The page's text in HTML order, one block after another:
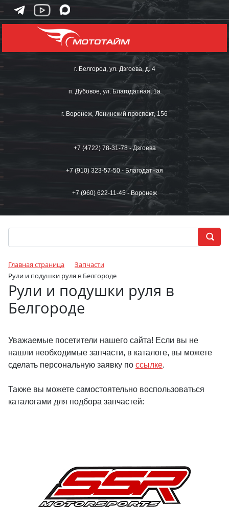
г. Белгород, ул. Дзгоева, д. 4
п. Дубовое, ул. Благодатная, 1а
г. Воронеж, Ленинский проспект, 156
+7 (4722) 78-31-78 - Дзгоева
+7 (910) 323-57-50 - Благодатная
+7 (960) 622-11-45 - Воронеж
Главная страница
Запчасти
Рули и подушки руля в Белгороде
Рули и подушки руля в
Белгороде
Уважаемые посетители нашего сайта! Если вы не
нашли необходимые запчасти, в каталоге, вы можете
сделать персональную заявку по ссылке.
Также вы можете самостоятельно воспользоваться
каталогами для подбора запчастей: